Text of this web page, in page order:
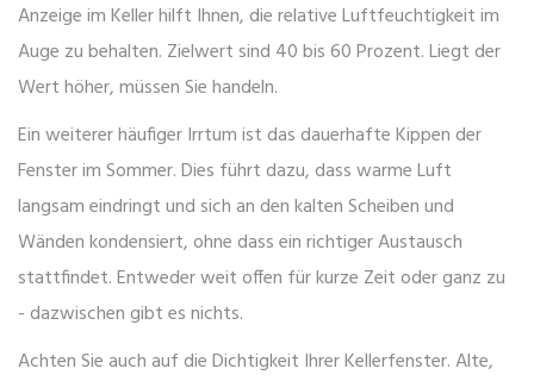
Anzeige im Keller hilft Ihnen, die relative Luftfeuchtigkeit im
Auge zu behalten. Zielwert sind 40 bis 60 Prozent. Liegt der
Wert höher, müssen Sie handeln.
Ein weiterer häufiger Irrtum ist das dauerhafte Kippen der
Fenster im Sommer. Dies führt dazu, dass warme Luft
langsam eindringt und sich an den kalten Scheiben und
Wänden kondensiert, ohne dass ein richtiger Austausch
stattfindet. Entweder weit offen für kurze Zeit oder ganz zu
- dazwischen gibt es nichts.
Achten Sie auch auf die Dichtigkeit Ihrer Kellerfenster. Alte,